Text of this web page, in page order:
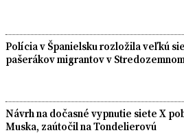
Polícia v Španielsku rozložila veľkú
pašerákov migrantov v
Návrh na dočasné vypnutie siete X
Muska, zaútočil na Tondelierovú